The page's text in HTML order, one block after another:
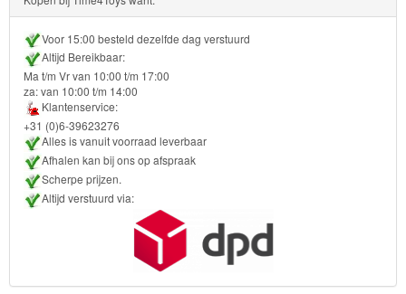
Bob
de
bouwer
SpongeBob
Star
Wars
Skylanders
Voor 15:00 besteld dezelfde dag verstuurd
Altijd Bereikbaar:
Ma t/m Vr van 10:00 t/m 17:00
za: van 10:00 t/m 14:00
Klantenservice:
+31 (0)6-39623276
Alles is vanuit voorraad leverbaar
Afhalen kan bij ons op afspraak
Scherpe prijzen.
Altijd verstuurd via: